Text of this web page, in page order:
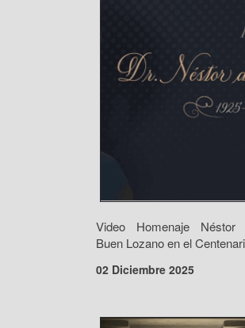
Video Homenaje Néstor
Buen Lozano en el
02 Diciembre 2025